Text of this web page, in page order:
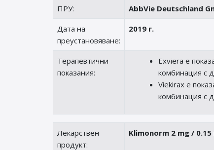
ПРУ: AbbVie Deutschland
Дата на
преустановяване:
2019 г.
Терапевтични
показания:
Exviera е
комбинация с
Viekirax е
комбинация с
Лекарствен
продукт:
Klimonorm 2 mg /